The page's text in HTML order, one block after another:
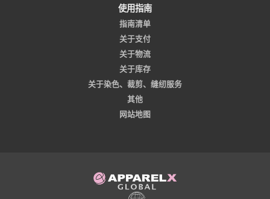
使用指南
指南清单
关于支付
关于物流
关于库存
关于染色、裁剪、缝纫服务
其他
网站地图